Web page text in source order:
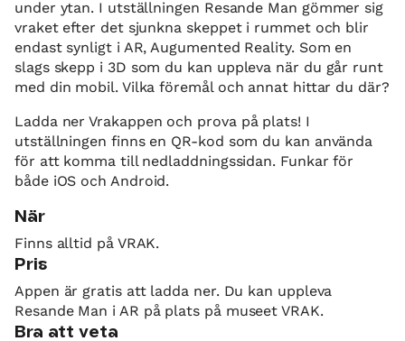
under ytan. I utställningen Resande Man gömmer sig
vraket efter det sjunkna skeppet i rummet och blir
endast synligt i AR, Augumented Reality. Som en
slags skepp i 3D som du kan uppleva när du går runt
med din mobil. Vilka föremål och annat hittar du där?
Ladda ner Vrakappen och prova på plats! I
utställningen finns en QR-kod som du kan använda
för att komma till nedladdningssidan. Funkar för
både iOS och Android.
När
Finns alltid på VRAK.
Pris
Appen är gratis att ladda ner. Du kan uppleva
Resande Man i AR på plats på museet VRAK.
Bra att veta